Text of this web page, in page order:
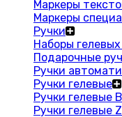
Маркеры
Маркеры
Ручки
Наборы
Подарочные
Ручки
Ручки гелевые
Ручки гелевые
Ручки гелевые